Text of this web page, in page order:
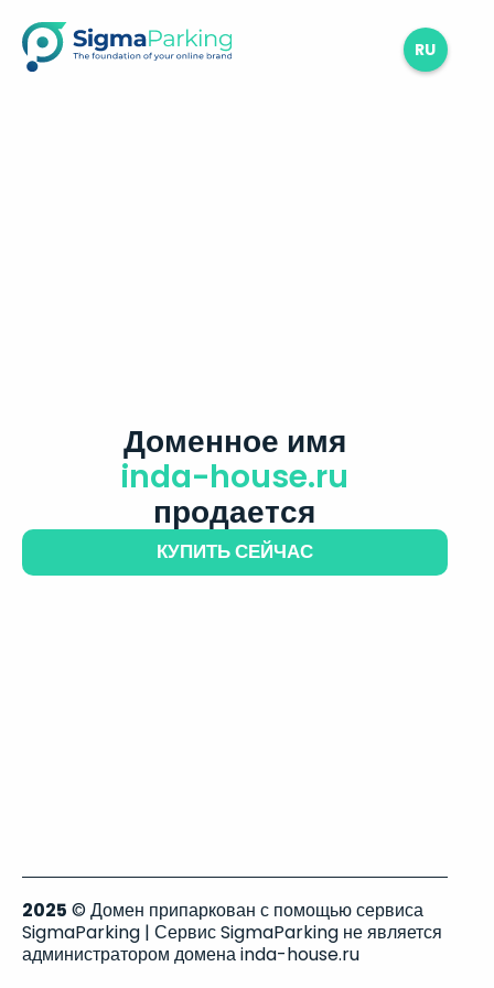
RU
Доменное имя
inda-house.ru
продается
КУПИТЬ СЕЙЧАС
2025 © Домен припаркован с помощью сервиса
SigmaParking | Сервис SigmaParking не является
администратором домена inda-house.ru